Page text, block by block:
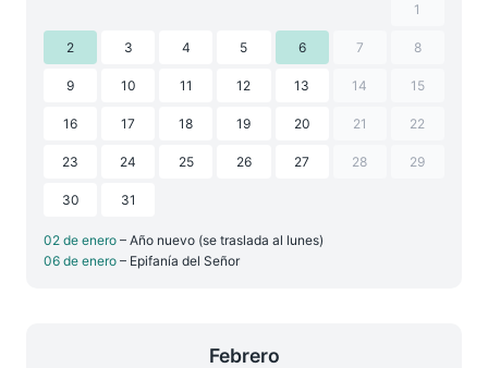
1
2 3 4 5 6 7 8
9 10 11 12 13 14 15
16 17 18 19 20 21 22
23 24 25 26 27 28 29
30 31
02 de enero – Año nuevo (se traslada al lunes)
06 de enero – Epifanía del Señor
Febrero